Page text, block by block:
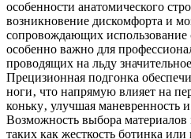
особенности анатомического
возникновение дискомфорта и
сопровождающих использование
особенно важно для
проводящих на льду
Прецизионная подгонка
ноги‚ что напрямую влияет на
коньку‚ улучшая маневренность
Возможность выбора материалов
таких как жесткость ботинка или